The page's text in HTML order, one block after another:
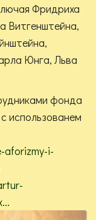
Фридриха
Витгенштейна,
Юнга, Льва
фонда
использованем
i-